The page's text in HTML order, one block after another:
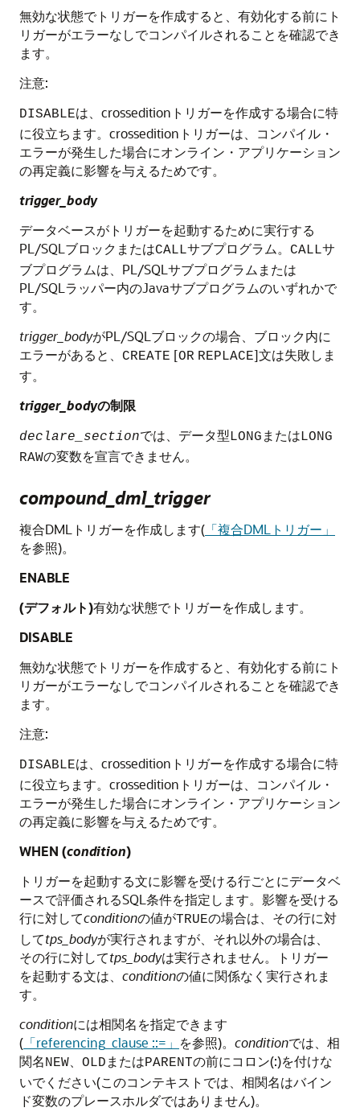
無効な状態でトリガーを作成すると、有効化する前にト
リガーがエラーなしでコンパイルされることを確認でき
ます。
注意:
DISABLEは、crosseditionトリガーを作成する場合に特
に役立ちます。crosseditionトリガーは、コンパイル・
エラーが発生した場合にオンライン・アプリケーション
の再定義に影響を与えるためです。
trigger_body
データベースがトリガーを起動するために実行する
PL/SQLブロックまたはCALLサブプログラム。 CALLサ
ブプログラムは、PL/SQLサブプログラムまたは
PL/SQLラッパー内のJavaサブプログラムのいずれかで
す。
trigger_bodyがPL/SQLブロックの場合、ブロック内に
エラーがあると、
CREATE [OR REPLACE]文は失敗しま
す。
trigger_bodyの制限
declare_sectionでは、データ型 LONG または LONG
RAWの変数を宣言できません。
compound_dml_trigger
複合DMLトリガーを作成します( 「複合DMLトリガー」
を参照)。
ENABLE
(デフォルト)有効な状態でトリガーを作成します。
DISABLE
無効な状態でトリガーを作成すると、有効化する前にト
リガーがエラーなしでコンパイルされることを確認でき
ます。
注意:
DISABLEは、crosseditionトリガーを作成する場合に特
に役立ちます。crosseditionトリガーは、コンパイル・
エラーが発生した場合にオンライン・アプリケーション
の再定義に影響を与えるためです。
WHEN (condition)
トリガーを起動する文に影響を受ける行ごとにデータベ
ースで評価されるSQL条件を指定します。影響を受ける
行に対してconditionの値がTRUEの場合は、その行に対
してtps_bodyが実行されますが、それ以外の場合は、
その行に対してtps_bodyは実行されません。トリガー
を起動する文は、 conditionの値に関係なく実行されま
す。
conditionには相関名を指定できます
( 「referencing_clause ::=」 を参照)。 conditionでは、相
関名 NEW OLD またはPARENTの前にコロン(:)を付けな
いでください(このコンテキストでは、相関名はバイン
ド変数のプレースホルダではありません)。